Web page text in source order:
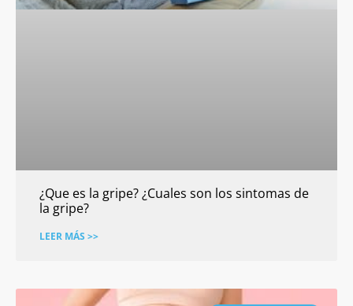
¿Que es la gripe? ¿Cuales son los sintomas de
la gripe?
LEER MÁS >>